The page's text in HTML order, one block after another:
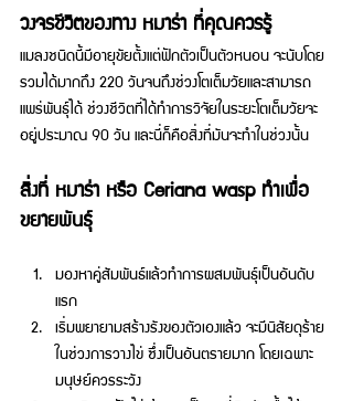
วงจรชีวิตของทาง หมาร่า ที่คุณควรรู้
แมลงชนิดนี้มีอายุขัยตั้งแต่ฟักตัวเป็นตัวหนอน จะนับโดย
รวมได้มากถึง 220 วันจนถึงช่วงโตเต็มวัยและสามารถ
แพร่พันธุ์ได้ ช่วงชีวิตที่ได้ทำการวิจัยในระยะโตเต็มวัยจะ
อยู่ประมาณ 90 วัน และนี่ก็คือสิ่งที่มันจะทำในช่วงนั้น
สิ่งที่ หมาร่า หรือ Ceriana wasp ทำเพื่อ
ขยายพันธุ์
มองหาคู่สัมพันธ์แล้วทำการผสมพันธุ์เป็นอันดับ
แรก
เริ่มพยายามสร้างรังของตัวเองแล้ว จะมีนิสัยดุร้าย
ในช่วงการวางไข่ ซึ่งเป็นอันตรายมาก โดยเฉพาะ
มนุษย์ควรระวัง